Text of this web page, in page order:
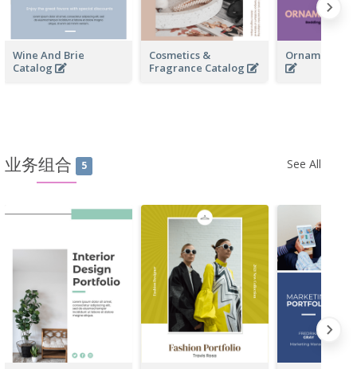
Wine And Brie
Catalog
Cosmetics &
Fragrance Catalog
Ornamentals
业务组合 5 See All